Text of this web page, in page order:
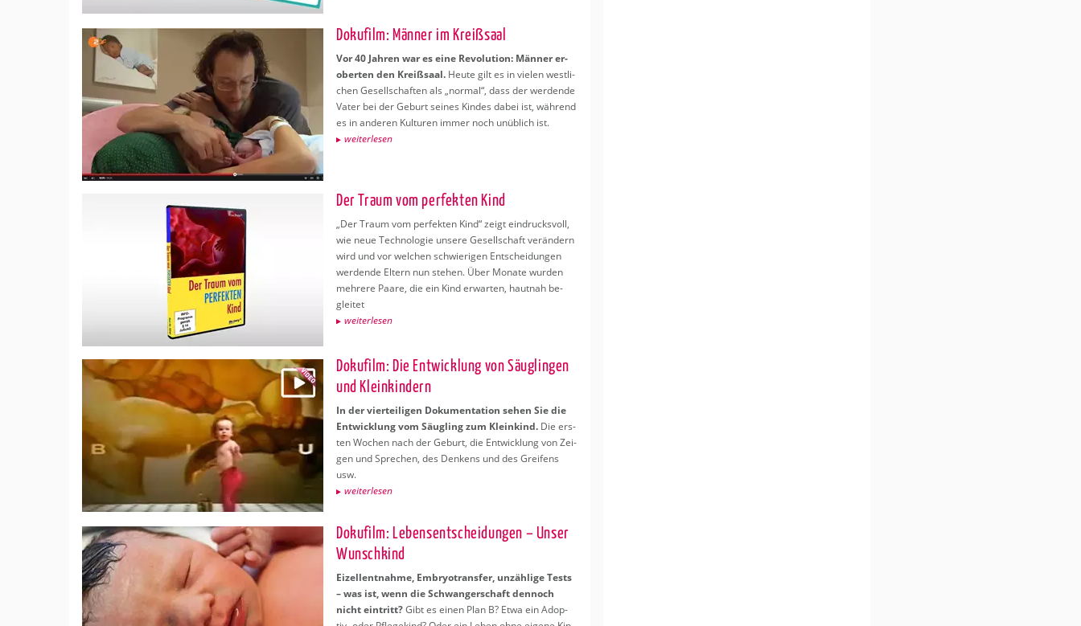
Do­ku­film: Män­ner im Kreiß­saal
Vor 40 Jah­ren war es eine Re­vo­lu­ti­on: Män­ner er­
ober­ten den Kreiß­saal. Heute gilt es in vie­len west­li­
chen Ge­sell­schaf­ten als „nor­mal“, dass der wer­den­de
Vater bei der Ge­burt sei­nes Kin­des dabei ist, wäh­rend
es in an­de­ren Kul­tu­ren immer noch un­üb­lich ist.
wei­ter­le­sen
Der Traum vom per­fek­ten Kind
„Der Traum vom per­fek­ten Kind“ zeigt ein­drucks­voll,
wie neue Tech­no­lo­gie un­se­re Ge­sell­schaft ver­än­dern
wird und vor wel­chen schwie­ri­gen Ent­schei­dun­gen
wer­den­de El­tern nun ste­hen. Über Mo­na­te wur­den
meh­re­re Paare, die ein Kind er­war­ten, haut­nah be­
glei­tet
wei­ter­le­sen
Do­ku­film: Die Ent­wick­lung von Säug­lin­gen
und Klein­kin­dern
In der vier­tei­li­gen Do­ku­men­ta­ti­on sehen Sie die
Ent­wick­lung vom Säug­ling zum Klein­kind. Die ers­
ten Wo­chen nach der Ge­burt, die Ent­wick­lung von Zei­
gen und Spre­chen, des Den­kens und des Grei­fens
usw.
wei­ter­le­sen
Do­ku­film: Le­bens­ent­schei­dun­gen – Unser
Wunsch­kind
Ei­zell­ent­nah­me, Em­bryo­trans­fer, un­zäh­li­ge Tests
– was ist, wenn die Schwan­ger­schaft den­noch
nicht ein­tritt?Gibt es einen Plan B? Etwa ein Ad­op­